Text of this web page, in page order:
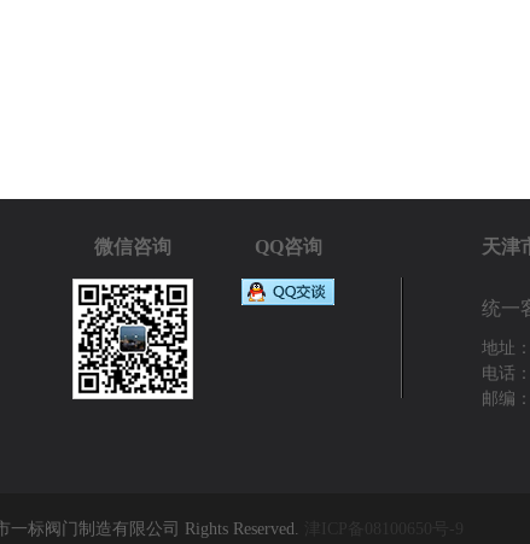
微信咨询 QQ咨询 天津
统一
地址
电话
邮编
标阀门制造有限公司 Rights Reserved.